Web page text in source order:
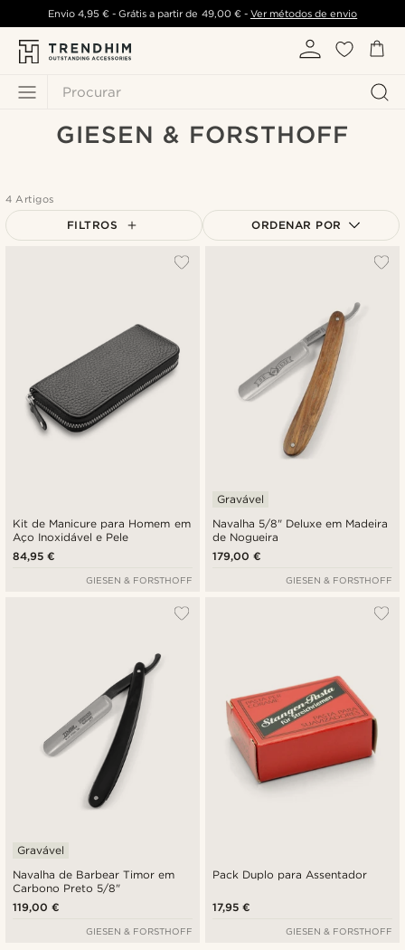
Procurar
Envio 4,95 €- Grátis a partir de 49,00 €- Ver métodos de envio
GIESEN & FORSTHOFF
4 Artigos
FILTROS ORDENAR POR
Preço mais alto
Kit de Manicure para Homem em
Aço Inoxidável e Pele
84,95 €
GIESEN & FORSTHOFF
Navalha 5/8" Deluxe em Madeira
de Nogueira
Gravável
179,00 €
GIESEN & FORSTHOFF
Navalha de Barbear Timor em
Carbono Preto 5/8"
Gravável
119,00 €
GIESEN & FORSTHOFF
Pack Duplo para Assentador
17,95 €
GIESEN & FORSTHOFF